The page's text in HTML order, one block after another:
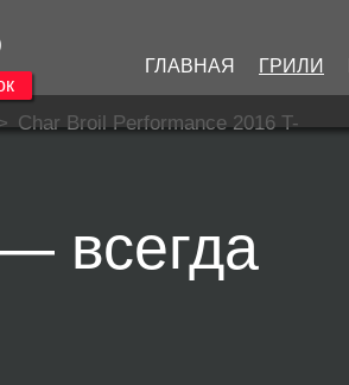
ГЛАВНАЯ ГРИЛИ
Char Broil Performance 2016 T-
всегда